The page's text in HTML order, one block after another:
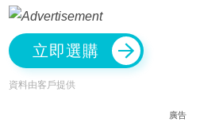
立即選購
資料由客戶提供
廣告